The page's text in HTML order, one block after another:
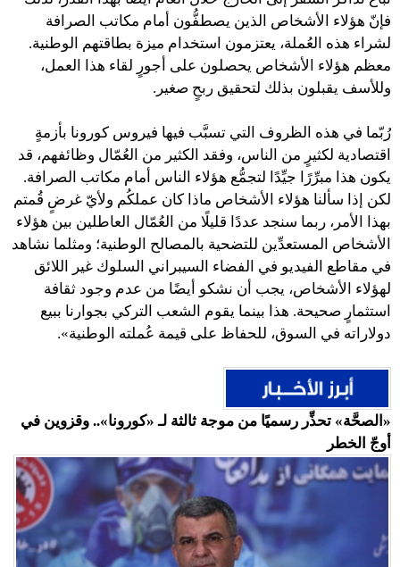
فإنّ هؤلاء الأشخاص الذين يصطفُّون أمام مكاتب الصرافة
لشراء هذه العُملة، يعتزمون استخدام ميزة بطاقتهم الوطنية.
معظم هؤلاء الأشخاص يحصلون على أجورٍ لقاء هذا العمل،
وللأسف يقبلون بذلك لتحقيق ربحٍ صغير.
رُبّما في هذه الظروف التي تسبَّب فيها فيروس كورونا بأزمةٍ
اقتصادية لكثيرٍ من الناس، وفقد الكثير من العُمّال وظائفهم، قد
يكون هذا مبرِّرًا جيِّدًا لتجمُّع هؤلاء الناس أمام مكاتب الصرافة.
لكن إذا سألنا هؤلاء الأشخاص ماذا كان عملكُم ولأيّ غرضٍ قُمتم
بهذا الأمر، ربما سنجد عددًا قليلًا من العُمّال العاطلين بين هؤلاء
الأشخاص المستعدِّين للتضحية بالمصالح الوطنية؛ ومثلما نشاهد
في مقاطع الفيديو في الفضاء السيبراني السلوك غير اللائق
لهؤلاء الأشخاص، يجب أن نشكو أيضًا من عدم وجود ثقافة
استثمارٍ صحيحة. هذا بينما يقوم الشعب التركي بجوارنا ببيع
دولاراته في السوق، للحفاظ على قيمة عُملته الوطنية».
«الصحَّة» تحذِّر رسميًا من موجة ثالثة لـ «كورونا».. وقزوين في
أوجّ الخطر